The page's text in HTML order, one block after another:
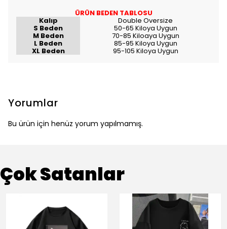
ÜRÜN BEDEN TABLOSU
Kalıp Double Oversize
S Beden 50-65 Kiloya Uygun
M Beden 70-85 Kiloaya Uygun
L Beden 85-95 Kiloya Uygun
XL Beden 95-105 Kiloya Uygun
Yorumlar
Bu ürün için henüz yorum yapılmamış.
Çok Satanlar